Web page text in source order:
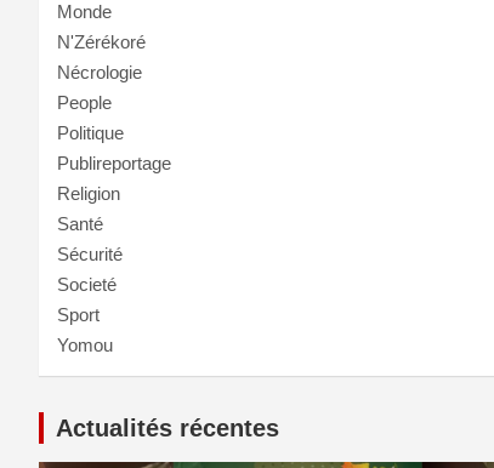
Monde
N'Zérékoré
Nécrologie
People
Politique
Publireportage
Religion
Santé
Sécurité
Societé
Sport
Yomou
Actualités récentes